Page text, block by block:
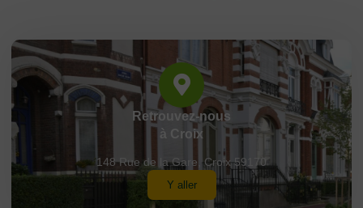
Retrouvez-nous
à Croix
148 Rue de la Gare, Croix 59170
Y aller